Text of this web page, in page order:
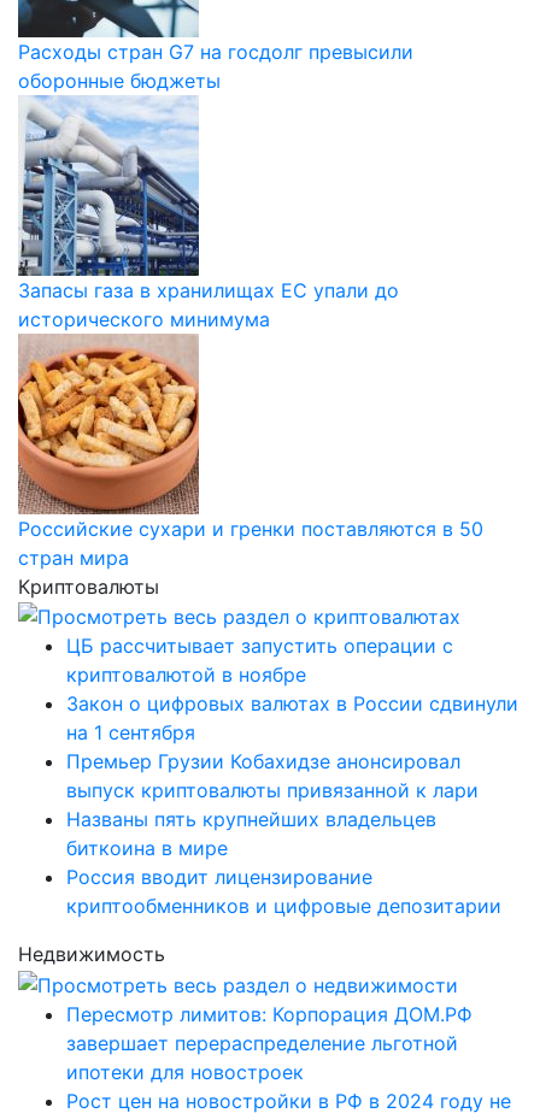
Расходы стран G7 на госдолг превысили
оборонные бюджеты
Запасы газа в хранилищах ЕС упали до
исторического минимума
Российские сухари и гренки поставляются в 50
стран мира
Криптовалюты
ЦБ рассчитывает запустить операции с
криптовалютой в ноябре
Закон о цифровых валютах в России сдвинули
на 1 сентября
Премьер Грузии Кобахидзе анонсировал
выпуск криптовалюты привязанной к лари
Названы пять крупнейших владельцев
биткоина в мире
Россия вводит лицензирование
криптообменников и цифровые депозитарии
Недвижимость
Пересмотр лимитов: Корпорация ДОМ.РФ
завершает перераспределение льготной
ипотеки для новостроек
Рост цен на новостройки в РФ в 2024 году не